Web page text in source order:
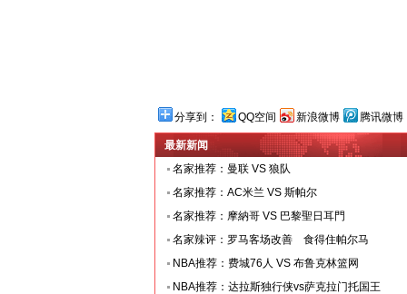
分享到： QQ空间 新浪微博 腾讯微博
最新新闻
名家推荐：曼联 VS 狼队
名家推荐：AC米兰 VS 斯帕尔
名家推荐：摩納哥 VS 巴黎聖日耳門
名家辣评：罗马客场改善 食得住帕尔马
NBA推荐：费城76人 VS 布鲁克林篮网
NBA推荐：达拉斯独行侠vs萨克拉门托国王